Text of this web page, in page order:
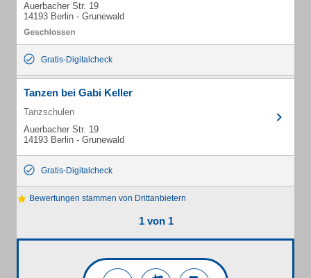
Auerbacher Str. 19
14193 Berlin - Grunewald
Gratis-Digitalcheck
Tanzen bei Gabi Keller
Tanzschulen
Auerbacher Str. 19
14193 Berlin - Grunewald
Gratis-Digitalcheck
Bewertungen stammen von Drittanbietern
1 von 1